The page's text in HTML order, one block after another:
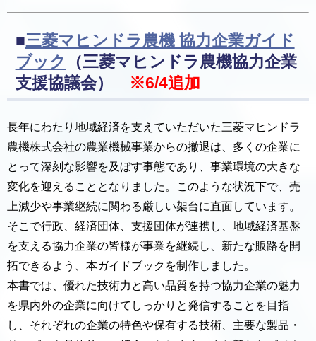
■三菱マヒンドラ農機 協力企業ガイド
ブック
（三菱マヒンドラ農機協力企業
支援協議会）
※6/4追加
長年にわたり地域経済を支えていただいた三菱マヒンドラ
農機株式会社の農業機械事業からの撤退は、多くの企業に
とって深刻な影響を及ぼす事態であり、事業環境の大きな
変化を迎えることとなりました。このような状況下で、売
上減少や事業継続に関わる厳しい架台に直面しています。
そこで行政、経済団体、支援団体が連携し、地域経済基盤
を支える協力企業の皆様が事業を継続し、新たな販路を開
拓できるよう、本ガイドブックを制作しました。
本書では、優れた技術力と高い品質を持つ協力企業の魅力
を県内外の企業に向けてしっかりと発信することを目指
し、それぞれの企業の特色や保有する技術、主要な製品・